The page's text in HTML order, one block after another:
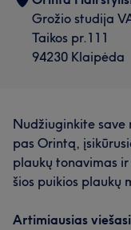
Grožio studija
Taikos pr.111
94230 Klaipėda
Nudžiuginkite save
pas Orintą,
plaukų tonavimas
šios puikios plaukų
Artimiausias